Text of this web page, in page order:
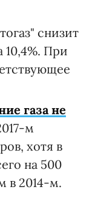
снизит
10,4%. При
газа не
м
хотя в
на 500
в 2014-м.